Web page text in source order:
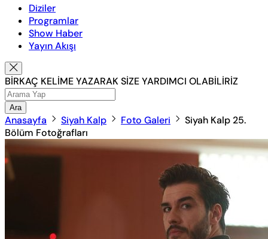
Diziler
Programlar
Show Haber
Yayın Akışı
BİRKAÇ KELİME YAZARAK SİZE YARDIMCI OLABİLİRİZ
Ara
Anasayfa Siyah Kalp Foto Galeri
Siyah Kalp 25.
Bölüm Fotoğrafları